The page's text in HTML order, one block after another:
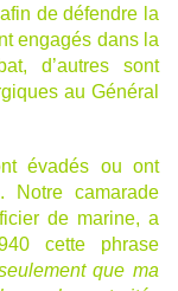
de défendre la
engagés dans la
d’autres sont
au Général
évadés ou ont
Notre camarade
de marine, a
cette phrase
que ma